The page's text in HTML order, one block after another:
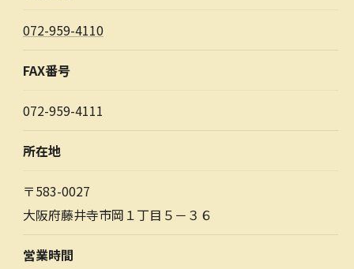
072-959-4110
FAX番号
072-959-4111
所在地
〒583-0027
大阪府藤井寺市岡１丁目５－３６
営業時間